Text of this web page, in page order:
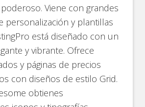
Viene con grandes
personalización y plantillas
está diseñado con un
y vibrante. Ofrece
y páginas de precios
con diseños de estilo Grid.
obtienes